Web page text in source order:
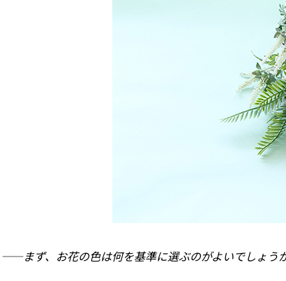
――まず、お花の色は何を基準に選ぶのがよいでしょう